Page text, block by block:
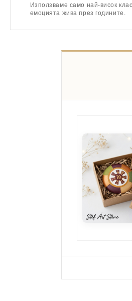
Използваме само най-висок
емоцията жива през годините.